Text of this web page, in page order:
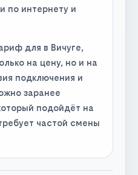
по интернету и
для в Вичуге,
на цену, но и на
подключения и
заранее
подойдёт на
частой смены